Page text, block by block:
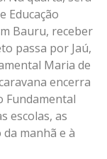
Educação
Bauru, receber
passa por Jaú,
Maria de
encerra
Fundamental
escolas, as
manhã e à